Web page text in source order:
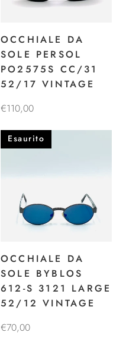
OCCHIALE DA
SOLE PERSOL
PO2575S CC/31
52/17 VINTAGE
€110,00
Esaurito
OCCHIALE DA
SOLE BYBLOS
612-S 3121 LARGE
52/12 VINTAGE
€70,00